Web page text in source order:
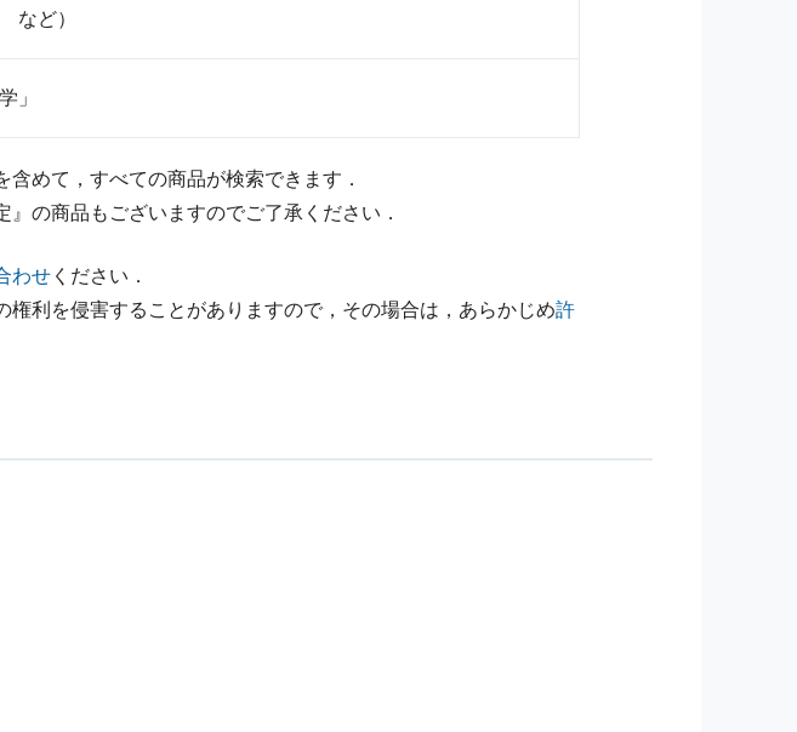
など）
」
めて，すべての商品が検索できます．
の商品もございますのでご了承ください．
わせください．
利を侵害することがありますので，その場合は，あらかじめ許